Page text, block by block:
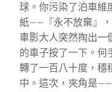
球。你污染了泊車維
紙——『永不放棄』，
車影大人突然掏出一
的車子按了一下。何
轉了一百八十度，穩
中。這次，夾角是